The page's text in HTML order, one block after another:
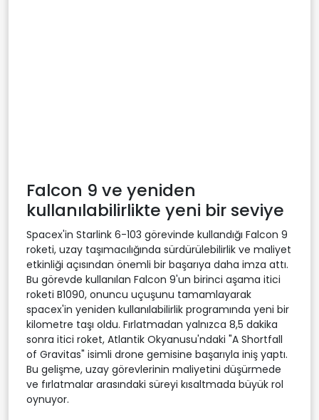
Falcon 9 ve yeniden
kullanılabilirlikte yeni bir seviye
Spacex'in Starlink 6-103 görevinde kullandığı Falcon 9
roketi, uzay taşımacılığında sürdürülebilirlik ve maliyet
etkinliği açısından önemli bir başarıya daha imza attı.
Bu görevde kullanılan Falcon 9'un birinci aşama itici
roketi B1090, onuncu uçuşunu tamamlayarak
spacex'in yeniden kullanılabilirlik programında yeni bir
kilometre taşı oldu. Fırlatmadan yalnızca 8,5 dakika
sonra itici roket, Atlantik Okyanusu'ndaki "A Shortfall
of Gravitas" isimli drone gemisine başarıyla iniş yaptı.
Bu gelişme, uzay görevlerinin maliyetini düşürmede
ve fırlatmalar arasındaki süreyi kısaltmada büyük rol
oynuyor.